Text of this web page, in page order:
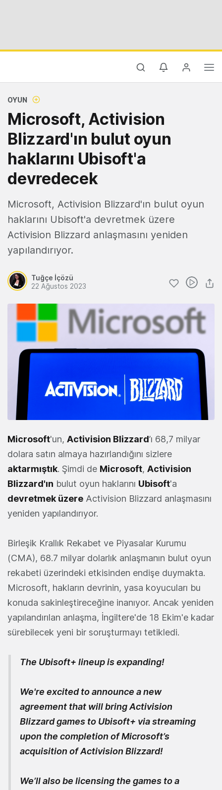
OYUN
Microsoft, Activision
Blizzard'ın bulut oyun
haklarını Ubisoft'a
devredecek
Microsoft, Activision Blizzard'ın bulut oyun
haklarını Ubisoft'a devretmek üzere
Activision Blizzard anlaşmasını yeniden
yapılandırıyor.
Tuğçe İçözü
22 Ağustos 2023
Microsoft'un, Activision Blizzard’ı 68,7 milyar
dolara satın almaya hazırlandığını sizlere
aktarmıştık. Şimdi de Microsoft, Activision
Blizzard'ın bulut oyun haklarını Ubisoft'a
devretmek üzere Activision Blizzard anlaşmasını
yeniden yapılandırıyor.
Birleşik Krallık Rekabet ve Piyasalar Kurumu
(CMA), 68.7 milyar dolarlık anlaşmanın bulut oyun
rekabeti üzerindeki etkisinden endişe duymakta.
Microsoft, hakların devrinin, yasa koyucuları bu
konuda sakinleştireceğine inanıyor. Ancak yeniden
yapılandırılan anlaşma, İngiltere'de 18 Ekim'e kadar
sürebilecek yeni bir soruşturmayı tetikledi.
The Ubisoft+ lineup is expanding!
We're excited to announce a new
agreement that will bring Activision
Blizzard games to Ubisoft+ via streaming
upon the completion of Microsoft’s
acquisition of Activision Blizzard!
We’ll also be licensing the games to a